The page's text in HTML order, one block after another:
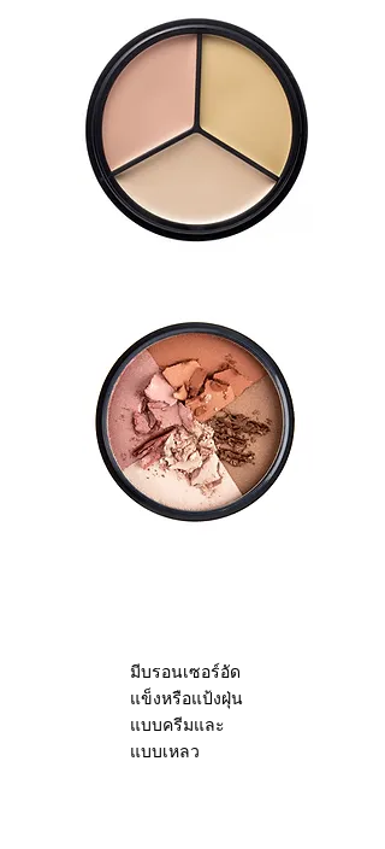
มีบรอนเซอร์อัด
แข็งหรือแป้งฝุ่น
แบบครีมและ
แบบเหลว